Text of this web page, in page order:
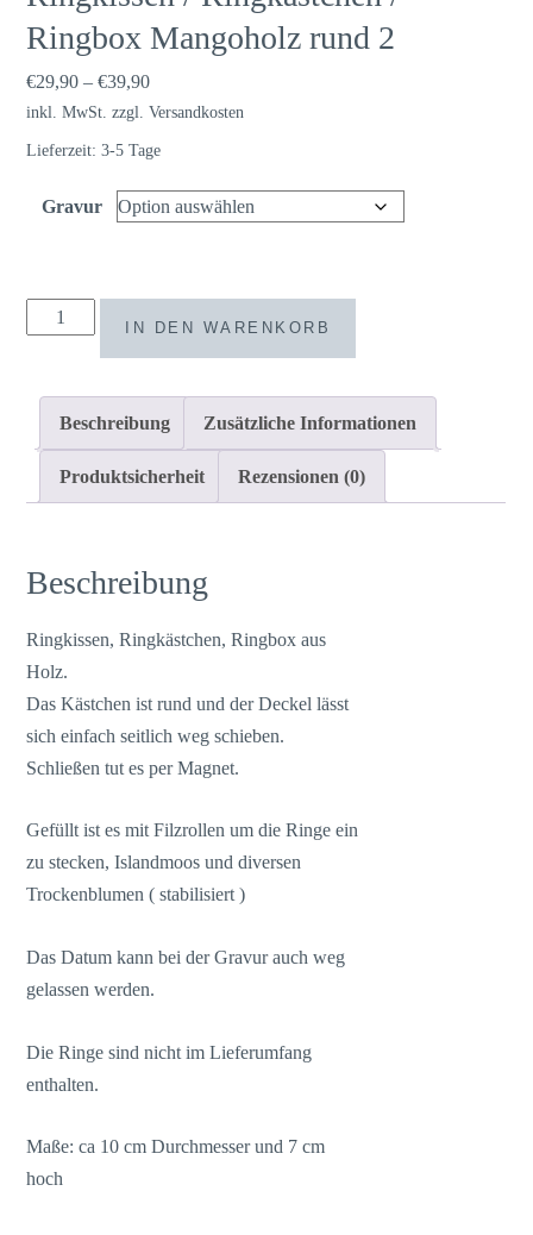
Ringbox Mangoholz rund 2
€29,90 –€39,90
inkl. MwSt. zzgl.Versandkosten
Lieferzeit:3-5 Tage
Gravur
Ringkissen
Mangoholz
rund
Menge
IN DEN WARENKORB
Beschreibung Zusätzliche Informationen
Produktsicherheit Rezensionen (0)
Beschreibung
Ringkissen, Ringkästchen, Ringbox aus
Holz.
Das Kästchen ist rund und der Deckel lässt
sich einfach seitlich weg schieben.
Schließen tut es per Magnet.
Gefüllt ist es mit Filzrollen um die Ringe ein
zu stecken, Islandmoos und diversen
Trockenblumen ( stabilisiert )
Das Datum kann bei der Gravur auch weg
gelassen werden.
Die Ringe sind nicht im Lieferumfang
enthalten.
Maße: ca 10 cm Durchmesser und 7 cm
hoch